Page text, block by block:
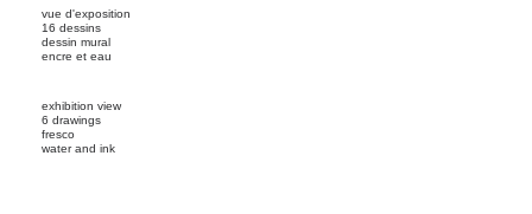
vue d'exposition
16 dessins
dessin mural
encre et eau
exhibition view
6 drawings
fresco
water and ink